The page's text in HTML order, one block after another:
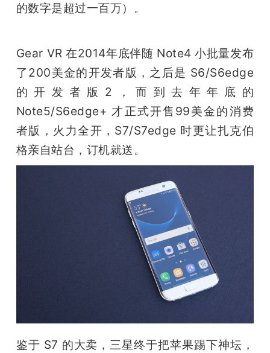
的数字是超过一百万）。
Gear VR 在2014年底伴随 Note4 小批量发布
了200美金的开发者版，之后是 S6/S6edge
的开发者版2，而到去年年底的
Note5/S6edge+ 才正式开售99美金的消费
者版，火力全开，S7/S7edge 时更让扎克伯
格亲自站台，订机就送。
鉴于 S7 的大卖，三星终于把苹果踢下神坛，